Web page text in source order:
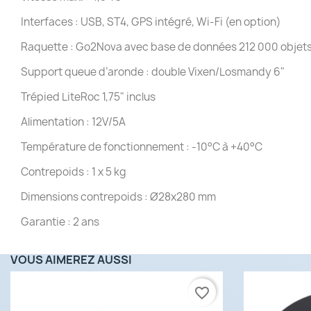
Interfaces : USB, ST4, GPS intégré, Wi-Fi (en option)
Raquette : Go2Nova avec base de données 212 000
Support queue d’aronde : double Vixen/Losmandy 6"
Trépied LiteRoc 1,75" inclus
Alimentation : 12V/5A
Température de fonctionnement : -10°C à +40°C
Contrepoids : 1 x 5 kg
Dimensions contrepoids : Ø28x280 mm
Garantie : 2 ans
VOUS AIMEREZ AUSSI
favorite_border